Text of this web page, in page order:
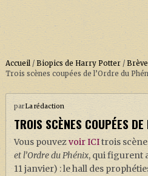
ACCUEIL
À PROPOS
SOUTENEZ-NOUS !
Accueil/ Biopics de Harry Potter/
Trois scènes coupées de l’Ordre du
parLa rédaction
TROIS SCÈNES COUPÉES
Vous pouvezvoir ICItrois
et l’Ordre du Phénix, qui figurent
11 janvier) : le hall des